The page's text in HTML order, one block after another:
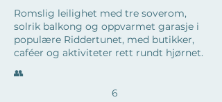
Romslig leilighet med tre soverom,
solrik balkong og oppvarmet garasje i
populære Riddertunet, med butikker,
caféer og aktiviteter rett rundt hjørnet.
​👥
6